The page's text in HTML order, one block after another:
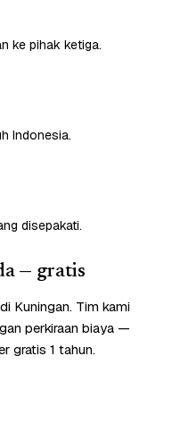
ke pihak ketiga.
Indonesia.
disepakati.
— gratis
Kuningan. Tim kami
perkiraan biaya —
gratis 1 tahun.